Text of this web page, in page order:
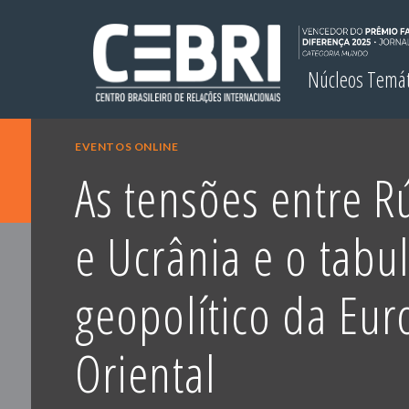
Núcleos
EVENTOS ONLINE
As tensões entre
e Ucrânia e o
geopolítico da
Oriental